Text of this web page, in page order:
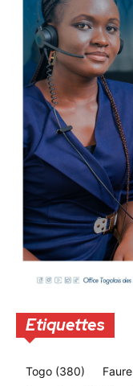
Etiquettes
Togo (380) Faure